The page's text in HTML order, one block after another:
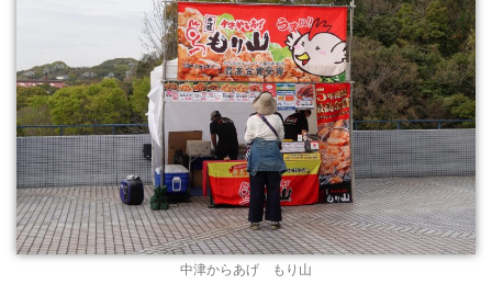
中津からあげ もり山